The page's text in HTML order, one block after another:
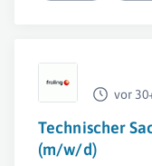
vor
Technischer
(m/w/d)